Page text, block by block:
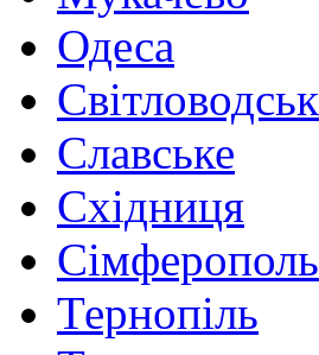
Одеса
Світловодськ
Славське
Східниця
Сімферополь
Тернопіль